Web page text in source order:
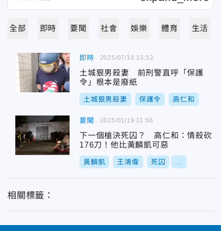
全部 即時 要聞 社會 娛樂 體育 生活
即時
土城狠男殺妻 前刑警直呼「保護
令」根本是廢紙
土城狠男殺妻 保護令 高仁和
2025/07/10 15:52
要聞
下一個槍決死囚？ 高仁和：情殺砍
176刀！他比黃麟凱可惡
黃麟凱 王鴻偉 死囚
2025/01/19 11:56
相關標籤：